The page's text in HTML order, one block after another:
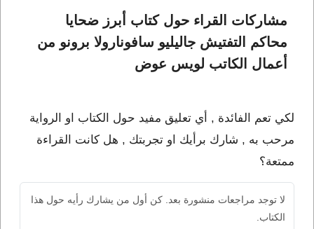
مشاركات القراء حول كتاب أبرز ضحايا
محاكم التفتيش جاليليو سافونارولا برونو من
أعمال الكاتب لويس عوض
لكي تعم الفائدة , أي تعليق مفيد حول الكتاب او الرواية
مرحب به , شارك برأيك او تجربتك , هل كانت القراءة
ممتعة؟
لا توجد مراجعات منشورة بعد. كن أول من يشارك رأيه حول هذا
الكتاب.